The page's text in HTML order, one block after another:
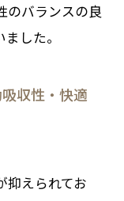
のバランスの良
した。
収性・快適
抑えられてお